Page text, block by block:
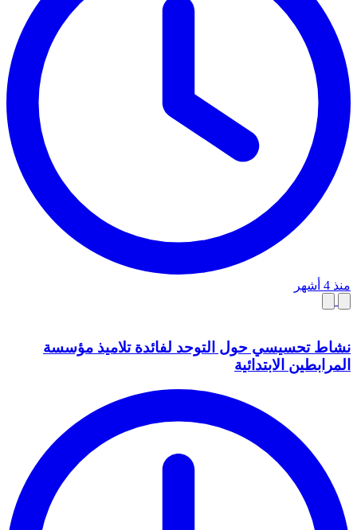
منذ 4 أشهر
نشاط تحسيسي حول التوحد لفائدة تلاميذ مؤسسة
المرابطين الابتدائية